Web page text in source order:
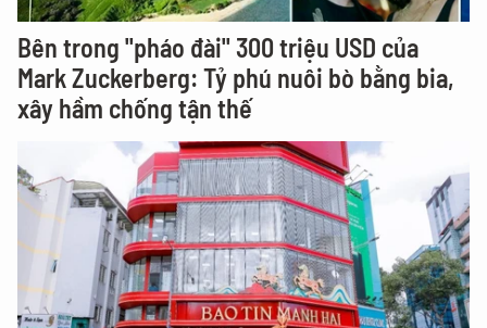
Bên trong "pháo đài" 300 triệu USD của
Mark Zuckerberg: Tỷ phú nuôi bò bằng bia,
xây hầm chống tận thế